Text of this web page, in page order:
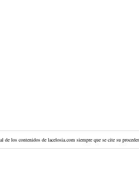
los contenidos de lacelosia.com siempre que se cite su